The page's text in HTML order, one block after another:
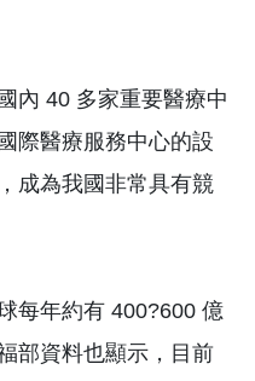
內 40 多家重要醫療中
際醫療服務中心的設
成為我國非常具有競
每年約有 400?600 億
部資料也顯示，目前